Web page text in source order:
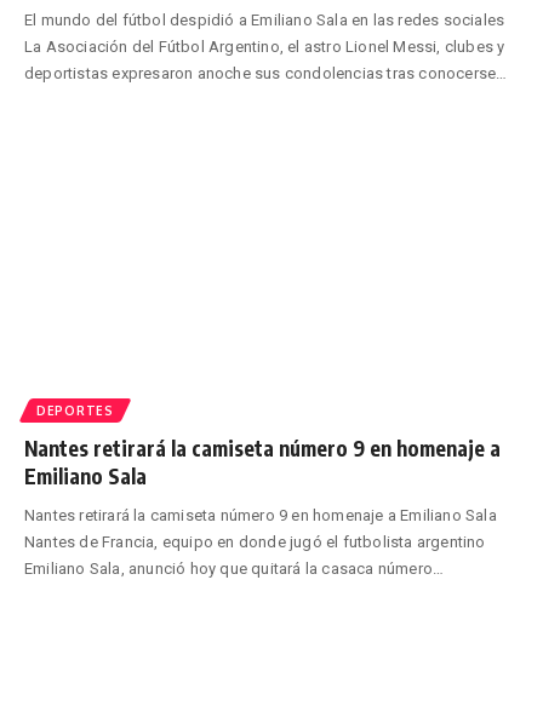
El mundo del fútbol despidió a Emiliano Sala en las redes sociales
La Asociación del Fútbol Argentino, el astro Lionel Messi, clubes y
deportistas expresaron anoche sus condolencias tras conocerse…
DEPORTES
Nantes retirará la camiseta número 9 en homenaje a
Emiliano Sala
Nantes retirará la camiseta número 9 en homenaje a Emiliano Sala
Nantes de Francia, equipo en donde jugó el futbolista argentino
Emiliano Sala, anunció hoy que quitará la casaca número…